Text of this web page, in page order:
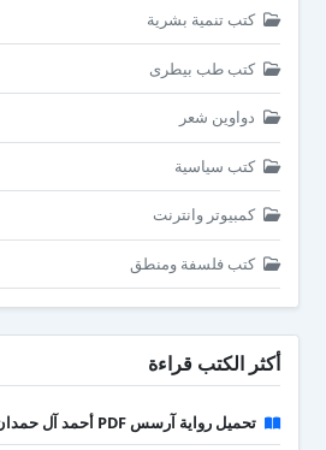
كتب تنمية بشرية
كتب طب بيطرى
دواوين شعر
كتب سياسية
كمبيوتر وانترنت
كتب فلسفة ومنطق
أكثر الكتب قراءة
تحميل رواية آرسس PDF أحمد آل حمدان